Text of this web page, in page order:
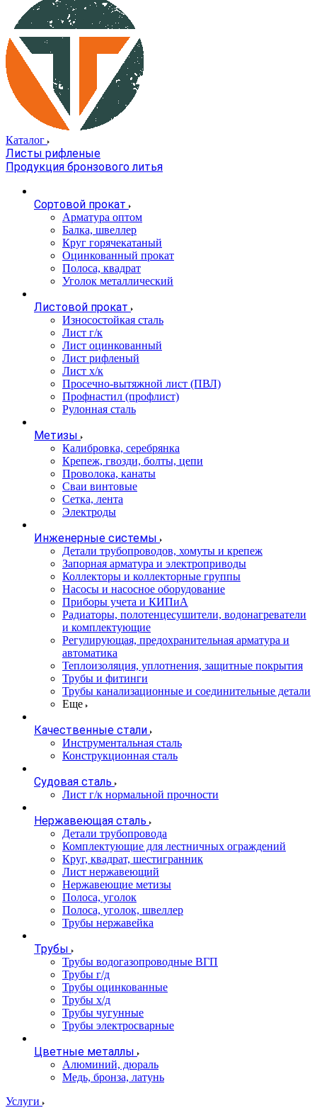
Каталог
Листы рифленые
Продукция бронзового литья
Сортовой прокат
Арматура оптом
Балка, швеллер
Круг горячекатаный
Оцинкованный прокат
Полоса, квадрат
Уголок металлический
Листовой прокат
Износостойкая сталь
Лист г/к
Лист оцинкованный
Лист рифленый
Лист х/к
Просечно-вытяжной лист (ПВЛ)
Профнастил (профлист)
Рулонная сталь
Метизы
Калибровка, серебрянка
Крепеж, гвозди, болты, цепи
Проволока, канаты
Сваи винтовые
Сетка, лента
Электроды
Инженерные системы
Детали трубопроводов, хомуты и крепеж
Запорная арматура и электроприводы
Коллекторы и коллекторные группы
Насосы и насосное оборудование
Приборы учета и КИПиА
Радиаторы, полотенцесушители, водонагреватели
и комплектующие
Регулирующая, предохранительная арматура и
автоматика
Теплоизоляция, уплотнения, защитные покрытия
Трубы и фитинги
Трубы канализационные и соединительные детали
Еще
Качественные стали
Инструментальная сталь
Конструкционная сталь
Судовая сталь
Лист г/к нормальной прочности
Нержавеющая сталь
Детали трубопровода
Комплектующие для лестничных ограждений
Круг, квадрат, шестигранник
Лист нержавеющий
Нержавеющие метизы
Полоса, уголок
Полоса, уголок, швеллер
Трубы нержавейка
Трубы
Трубы водогазопроводные ВГП
Трубы г/д
Трубы оцинкованные
Трубы х/д
Трубы чугунные
Трубы электросварные
Цветные металлы
Алюминий, дюраль
Медь, бронза, латунь
Услуги